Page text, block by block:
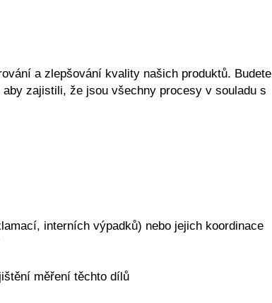
a zlepšování kvality našich produktů. Budete
zajistili, že jsou všechny procesy v souladu s
interních výpadků) nebo jejich koordinace
měření těchto dílů